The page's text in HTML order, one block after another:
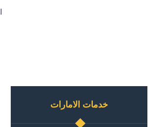
خدمات الامارات